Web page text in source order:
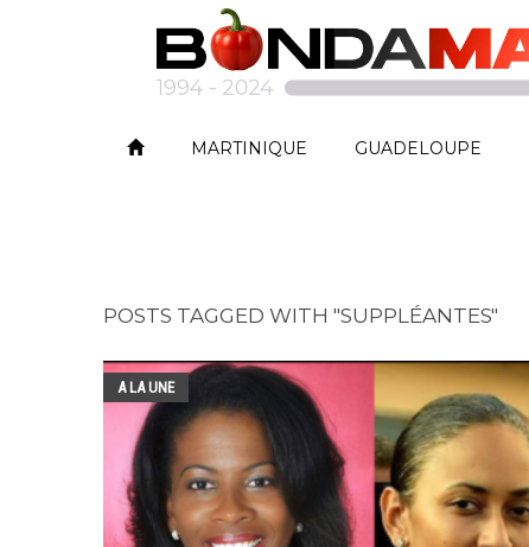
MARTINIQUE GUADELOUPE
POSTS TAGGED WITH "SUPPLÉANTES"
A LA UNE